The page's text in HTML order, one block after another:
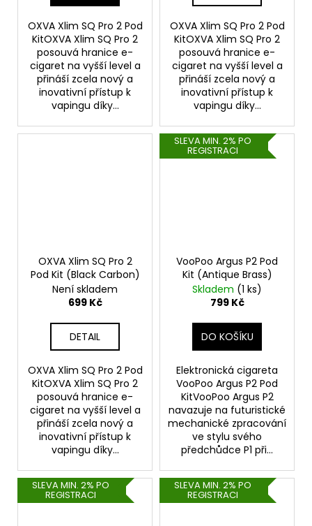
OXVA Xlim SQ Pro 2 Pod
KitOXVA Xlim SQ Pro 2
posouvá hranice e-
cigaret na vyšší level a
přináší zcela nový a
inovativní přístup k
vapingu díky...
OXVA Xlim SQ Pro 2 Pod
KitOXVA Xlim SQ Pro 2
posouvá hranice e-
cigaret na vyšší level a
přináší zcela nový a
inovativní přístup k
vapingu díky...
OXVA Xlim SQ Pro 2
Pod Kit (Black Carbon)
Není skladem
699 Kč
DETAIL
OXVA Xlim SQ Pro 2 Pod
KitOXVA Xlim SQ Pro 2
posouvá hranice e-
cigaret na vyšší level a
přináší zcela nový a
inovativní přístup k
vapingu díky...
SLEVA MIN. 2% PO
REGISTRACI
VooPoo Argus P2 Pod
Kit (Antique Brass)
Skladem (1 ks)
799 Kč
DO KOŠÍKU
Elektronická cigareta
VooPoo Argus P2 Pod
KitVooPoo Argus P2
navazuje na futuristické
mechanické zpracování
ve stylu svého
předchůdce P1 při...
SLEVA MIN. 2% PO
REGISTRACI
SLEVA MIN. 2% PO
REGISTRACI